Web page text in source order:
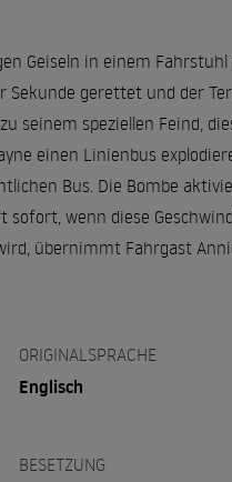
Geiseln in einem
Sekunde gerettet und der
seinem speziellen Feind,
einen Linienbus
Bus. Die Bombe
wenn diese
übernimmt Fahrgast
ORIGINALSPRACHE
Englisch
BESETZUNG